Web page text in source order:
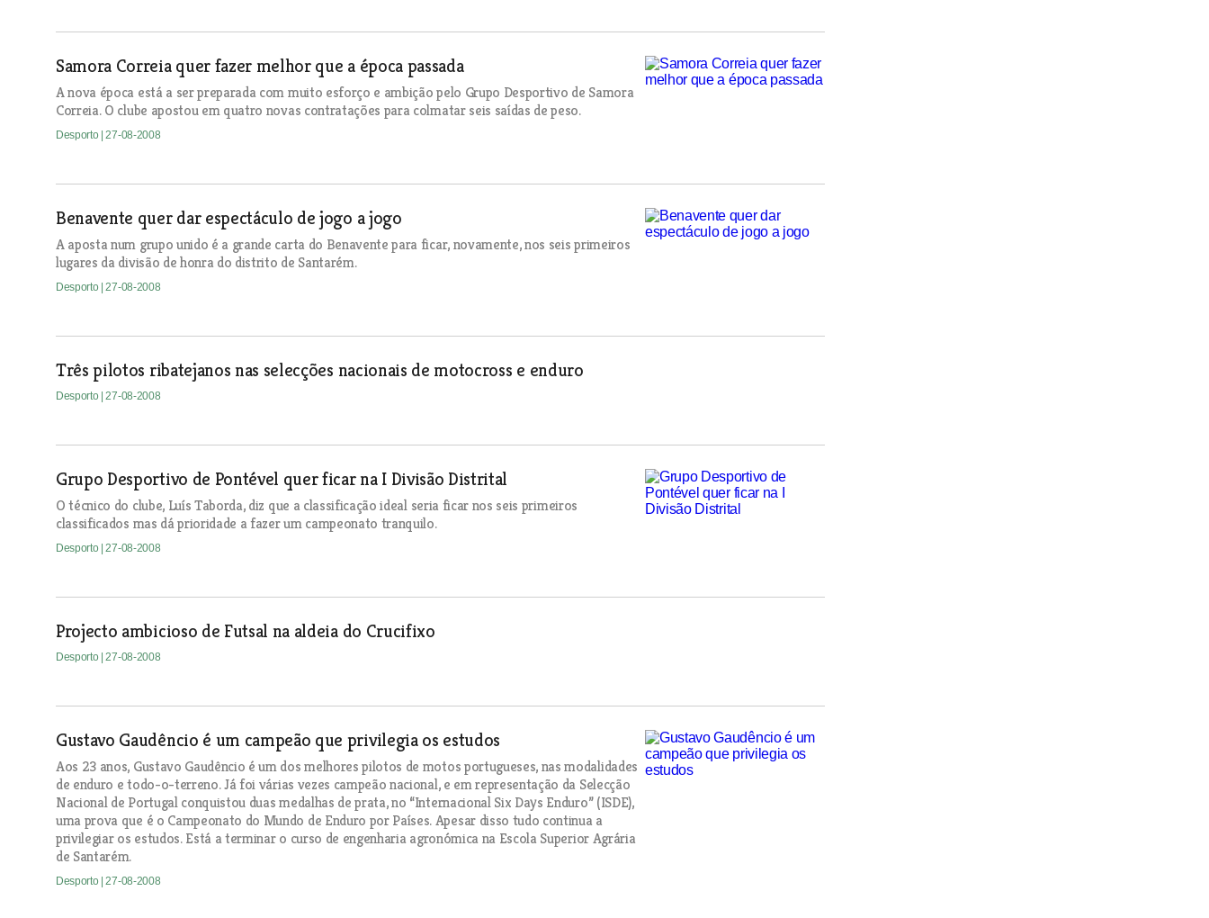
Samora Correia quer fazer melhor que a época passada
A nova época está a ser preparada com muito esforço e ambição pelo Grupo Desportivo de Samora
Correia. O clube apostou em quatro novas contratações para colmatar seis saídas de peso.
Desporto | 27-08-2008
Benavente quer dar espectáculo de jogo a jogo
A aposta num grupo unido é a grande carta do Benavente para ficar, novamente, nos seis primeiros
lugares da divisão de honra do distrito de Santarém.
Desporto | 27-08-2008
Três pilotos ribatejanos nas selecções nacionais de motocross e enduro
Desporto | 27-08-2008
Grupo Desportivo de Pontével quer ficar na I Divisão Distrital
O técnico do clube, Luís Taborda, diz que a classificação ideal seria ficar nos seis primeiros
classificados mas dá prioridade a fazer um campeonato tranquilo.
Desporto | 27-08-2008
Projecto ambicioso de Futsal na aldeia do Crucifixo
Desporto | 27-08-2008
Gustavo Gaudêncio é um campeão que privilegia os estudos
Aos 23 anos, Gustavo Gaudêncio é um dos melhores pilotos de motos portugueses, nas modalidades
de enduro e todo-o-terreno. Já foi várias vezes campeão nacional, e em representação da Selecção
Nacional de Portugal conquistou duas medalhas de prata, no “Internacional Six Days Enduro” (ISDE),
uma prova que é o Campeonato do Mundo de Enduro por Países. Apesar disso tudo continua a
privilegiar os estudos. Está a terminar o curso de engenharia agronómica na Escola Superior Agrária
de Santarém.
Desporto | 27-08-2008